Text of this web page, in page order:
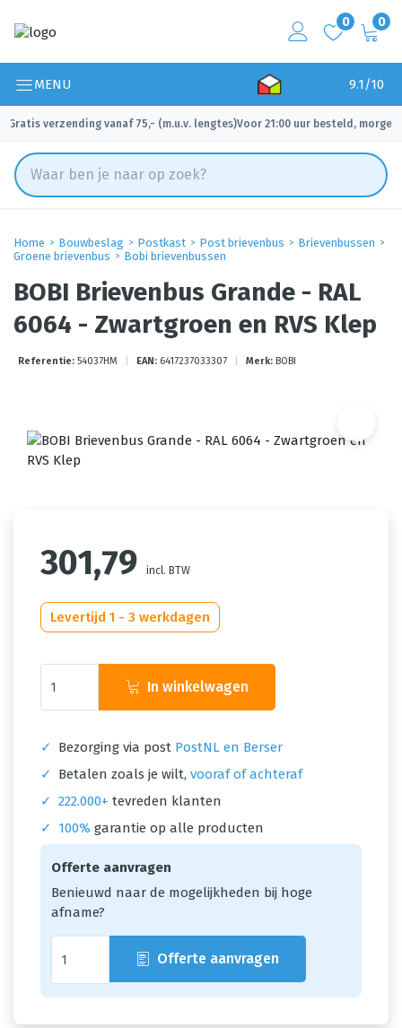
0 0
MENU 9.1/10
Gratis verzending vanaf 75,- (m.u.v. lengtes)
✓ Voor 21:00 uur besteld, morgen
Home Bouwbeslag Postkast Post brievenbus
Brievenbussen
Groene brievenbus
Bobi brievenbussen
BOBI Brievenbus Grande - RAL
6064 - Zwartgroen en RVS Klep
Referentie: 54037HM EAN: 6417237033307 Merk: BOBI
301,79 incl. BTW
Levertijd 1 - 3 werkdagen
In winkelwagen
✓ Bezorging via post PostNL en Berser
✓
Betalen zoals je wilt, vooraf of achteraf
✓ 222.000+ tevreden klanten
✓
100% garantie op alle producten
Offerte aanvragen
Benieuwd naar de mogelijkheden bij hoge
afname?
Offerte aanvragen